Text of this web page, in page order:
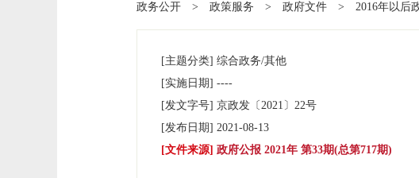
政务公开 > 政策服务 > 政府文件 > 2016年以后
[主题分类] 综合政务/其他
[实施日期] ----
[发文字号] 京政发 〔2021〕 22号
[发布日期] 2021-08-13
[文件来源] 政府公报 2021年 第33期(总第717期)